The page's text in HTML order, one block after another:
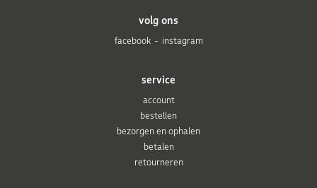
service
account
bestellen
bezorgen en ophalen
betalen
retourneren
volg ons
facebook
instagram